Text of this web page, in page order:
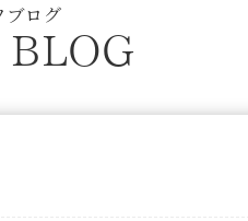
ブログ
BLOG